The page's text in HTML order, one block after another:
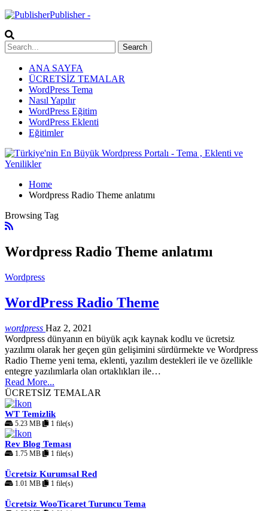
Publisher -
ANA SAYFA
ÜCRETSİZ TEMALAR
WordPress Tema
Nasıl Yapılır
WordPress Eğitim
WordPress Eklenti
Eğitimler
Home
Wordpress Radio Theme anlatımı
Browsing Tag
Wordpress Radio Theme anlatımı
Wordpress
WordPress Radio Theme
wordpress Haz 2, 2021
Wordpress dünyanın en büyük açık kaynak kodlu ve ücretsiz
yazılımı olarak her geçen gün gelişimini sürdürmekte ve Wordpress
Radio Theme yeni tema, eklenti, yazılım destekleri ile ve özellikle
entegre yazılımlarla olan ortaklıkları ile…
Read More...
ÜCRETSİZ TEMALAR
WT Temizlik
5.23 MB 1 file(s)
Rev Blog Teması
1.75 MB 1 file(s)
Ücretsiz Kurumsal Red
1.01 MB 1 file(s)
Ücretsiz WooTicaret Turuncu Tema